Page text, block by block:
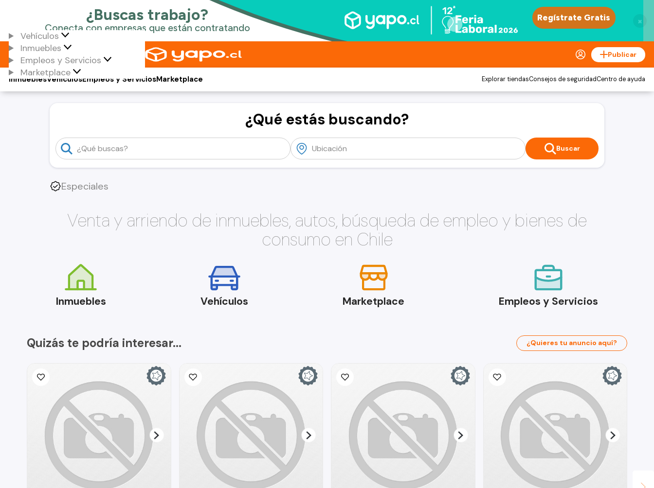
×
Vehículos
Inmuebles
Empleos y Servicios
Marketplace
Publicar
Vehículos
Inmuebles Empleos y ServiciosMarketplace Explorar tiendasConsejos de seguridadCentro de ayuda
¿Qué estás buscando?
Buscar
Especiales
Venta y arriendo de inmuebles, autos, búsqueda de empleo y bienes de
consumo en Chile
Inmuebles Vehículos Marketplace Empleos y Servicios
Quizás te podría interesar... ¿Quieres tu anuncio aquí?